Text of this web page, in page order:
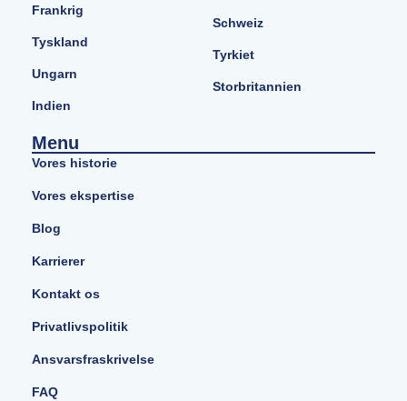
Frankrig
Tyskland
Ungarn
Indien
Schweiz
Tyrkiet
Storbritannien
Menu
Vores historie
Vores ekspertise
Blog
Karrierer
Kontakt os
Privatlivspolitik
Ansvarsfraskrivelse
FAQ